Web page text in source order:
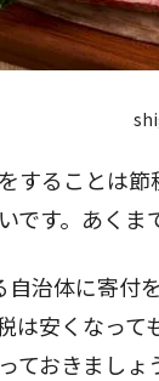
することは
です。あくま
治体に寄付
は安くなっ
ておきましょ